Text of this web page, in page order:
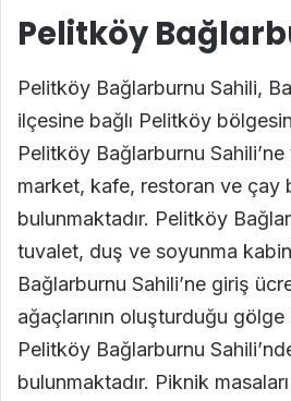
Pelitköy
Pelitköy Bağlarburnu Sahili,
ilçesine bağlı Pelitköy
Pelitköy Bağlarburnu
market, kafe, restoran ve çay
bulunmaktadır. Pelitköy
tuvalet, duş ve soyunma
Bağlarburnu Sahili’ne giriş
ağaçlarının oluşturduğu
Pelitköy Bağlarburnu
bulunmaktadır. Piknik